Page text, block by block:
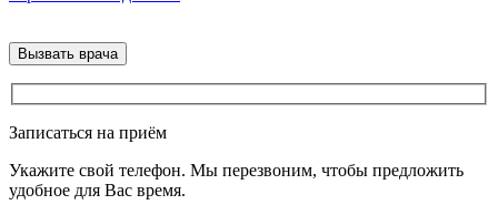
Записаться на приём
Укажите свой телефон. Мы перезвоним, чтобы предложить
удобное для Вас время.